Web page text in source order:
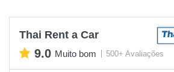
Thai Rent a Car
9.0 Muito bom 500+ Avaliações